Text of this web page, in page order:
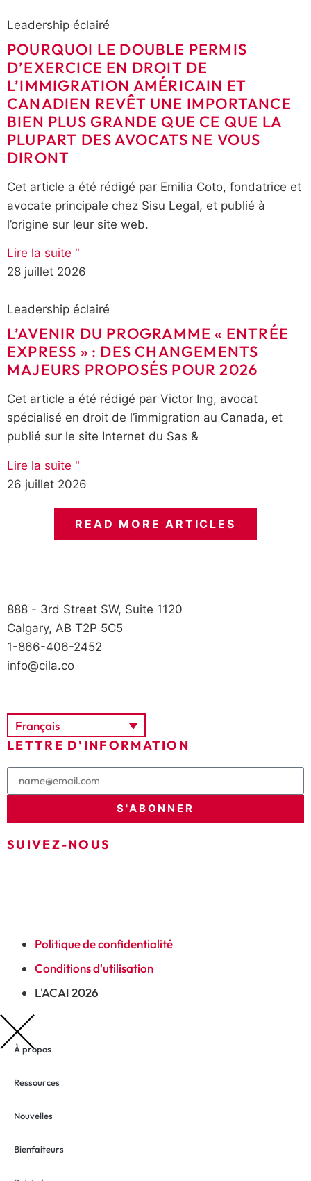
Leadership éclairé
POURQUOI LE DOUBLE PERMIS
D’EXERCICE EN DROIT DE
L’IMMIGRATION AMÉRICAIN ET
CANADIEN REVÊT UNE IMPORTANCE
BIEN PLUS GRANDE QUE CE QUE LA
PLUPART DES AVOCATS NE VOUS
DIRONT
Cet article a été rédigé par Emilia Coto, fondatrice et
avocate principale chez Sisu Legal, et publié à
l’origine sur leur site web.
Lire la suite "
28 juillet 2026
Leadership éclairé
L’AVENIR DU PROGRAMME « ENTRÉE
EXPRESS » : DES CHANGEMENTS
MAJEURS PROPOSÉS POUR 2026
Cet article a été rédigé par Victor Ing, avocat
spécialisé en droit de l’immigration au Canada, et
publié sur le site Internet du Sas &
Lire la suite "
26 juillet 2026
READ MORE ARTICLES
888 - 3rd Street SW, Suite 1120
Calgary, AB T2P 5C5
1-866-406-2452
info@cila.co
Français
LETTRE D'INFORMATION
S'ABONNER
SUIVEZ-NOUS
Politique de confidentialité
Conditions d'utilisation
L'ACAI 2026
À propos
Ressources
Nouvelles
Bienfaiteurs